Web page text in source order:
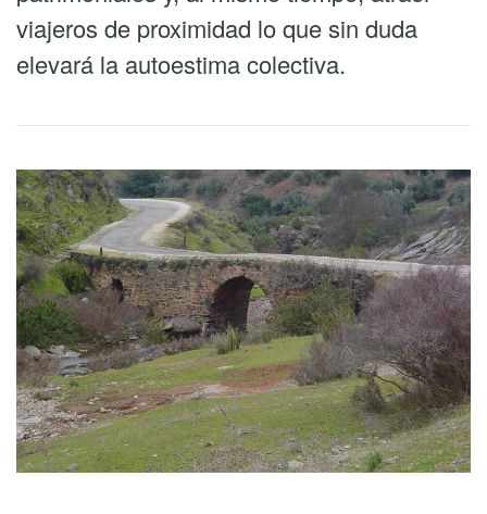
viajeros de proximidad lo que sin duda
elevará la autoestima colectiva.